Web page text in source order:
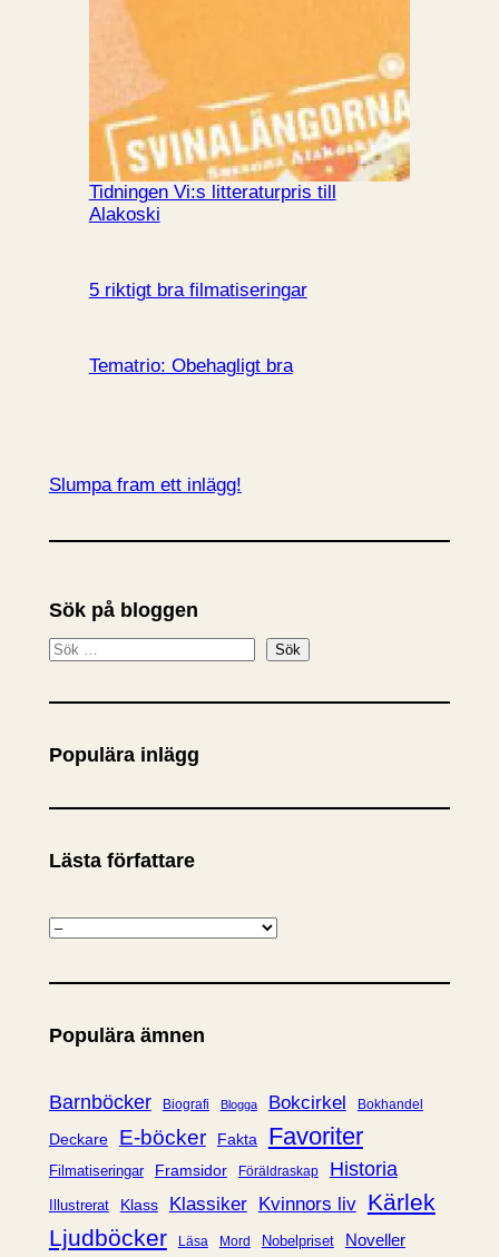
Tidningen Vi:s litteraturpris till
Alakoski
5 riktigt bra filmatiseringar
Tematrio: Obehagligt bra
Slumpa fram ett inlägg!
Sök på bloggen
S
k
Sök
Populära inlägg
Lästa författare
K
t
g
r
i
Populära ämnen
Barnböcker Biografi Blogga Bokcirkel Bokhandel
Deckare E-böcker Fakta Favoriter
Filmatiseringar Framsidor Föräldraskap Historia
Illustrerat Klass Klassiker Kvinnors liv Kärlek
Ljudböcker
Läsa Mord Nobelpriset Noveller